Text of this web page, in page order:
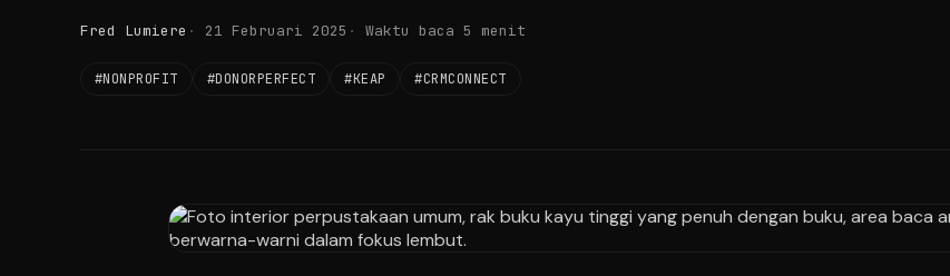
Fred Lumiere 21 Februari 2025 Waktu baca 5 menit
#NONPROFIT #DONORPERFECT #KEAP #CRMCONNECT